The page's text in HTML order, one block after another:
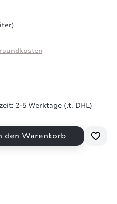
von 4.6 von 5 Sternen
2-5 Werktage (lt. DHL)
den Warenkorb